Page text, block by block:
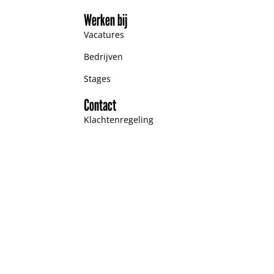
Werken bij
Vacatures
Bedrijven
Stages
Contact
Klachtenregeling